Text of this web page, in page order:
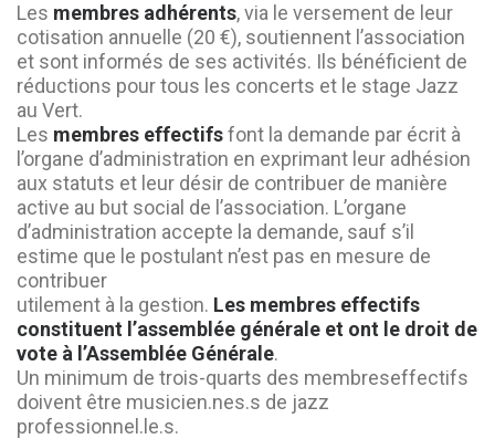
Les membres adhérents, via le versement de leur
cotisation annuelle (20 €), soutiennent l’association
et sont informés de ses activités. Ils bénéficient de
réductions pour tous les concerts et le stage Jazz
au Vert.
Les membres effectifsfont la demande par écrit à
l’organe d’administration en exprimant leur adhésion
aux statuts et leur désir de contribuer de manière
active au but social de l’association. L’organe
d’administration accepte la demande, sauf s’il
estime que le postulant n’est pas en mesure de
contribuer
utilement à la gestion. Les membres effectifs
constituent l’assemblée générale et ont le droit de
vote à l’Assemblée Générale.
Un minimum de trois-quarts des membreseffectifs
doivent être musicien.nes.s de jazz
professionnel.le.s.